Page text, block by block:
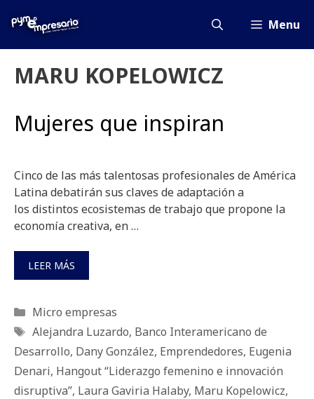
Menu
MARU KOPELOWICZ
Mujeres que inspiran
Cinco de las más talentosas profesionales de América
Latina debatirán sus claves de adaptación a
los distintos ecosistemas de trabajo que propone la
economía creativa, en …
LEER MÁS
Categorías
Micro empresas
Etiquetas
Alejandra Luzardo, Banco Interamericano de
Desarrollo, Dany González, Emprendedores, Eugenia
Denari, Hangout “Liderazgo femenino e innovación
disruptiva”, Laura Gaviria Halaby, Maru Kopelowicz,